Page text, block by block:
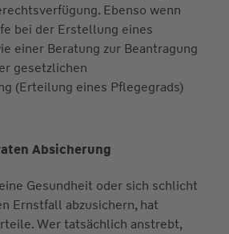
Ebenso wenn
bei der Erstellung eines
einer Beratung zur Beantragung
gesetzlichen
(Erteilung eines Pflegegrads)
Absicherung
Gesundheit oder sich schlicht
Ernstfall abzusichern, hat
Wer tatsächlich anstrebt,